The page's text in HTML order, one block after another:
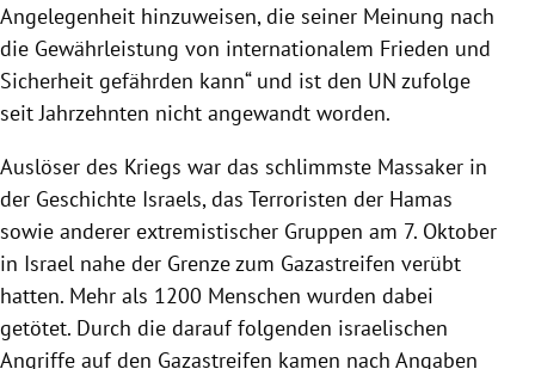
Angelegenheit hinzuweisen, die seiner Meinung nach
die Gewährleistung von internationalem Frieden und
Sicherheit gefährden kann“ und ist den UN zufolge
seit Jahrzehnten nicht angewandt worden.
Auslöser des Kriegs war das schlimmste Massaker in
der Geschichte Israels, das Terroristen der Hamas
sowie anderer extremistischer Gruppen am 7. Oktober
in Israel nahe der Grenze zum Gazastreifen verübt
hatten. Mehr als 1200 Menschen wurden dabei
getötet. Durch die darauf folgenden israelischen
Angriffe auf den Gazastreifen kamen nach Angaben